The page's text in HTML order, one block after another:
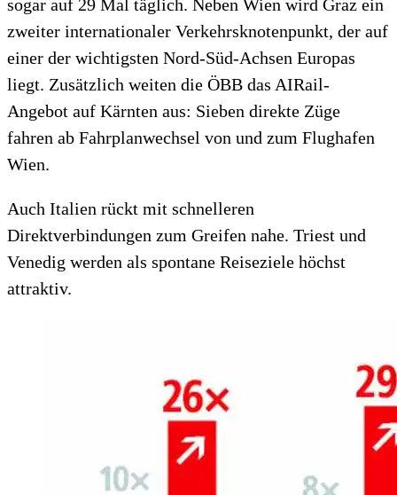
sogar auf 29 Mal täglich. Neben Wien wird Graz ein
zweiter internationaler Verkehrsknotenpunkt, der auf
einer der wichtigsten Nord-Süd-Achsen Europas
liegt. Zusätzlich weiten die ÖBB das AIRail-
Angebot auf Kärnten aus: Sieben direkte Züge
fahren ab Fahrplanwechsel von und zum Flughafen
Wien.
Auch Italien rückt mit schnelleren
Direktverbindungen zum Greifen nahe. Triest und
Venedig werden als spontane Reiseziele höchst
attraktiv.